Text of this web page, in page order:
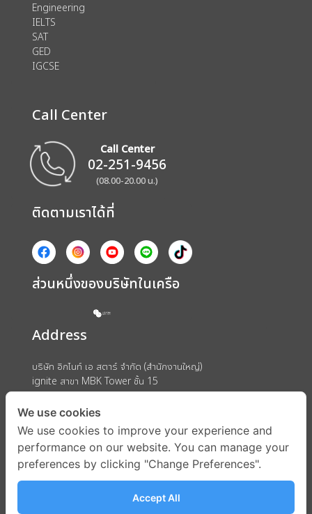
Engineering
IELTS
SAT
GED
IGCSE
Call Center
Call Center
02-251-9456
(08.00-20.00 น.)
ติดตามเราได้ที่
ส่วนหนึ่งของบริษัทในเครือ
Address
บริษัท อิกไนท์ เอ สตาร์ จำกัด (สำนักงานใหญ่)
ignite สาขา MBK Tower ชั้น 15
ถนนพญาไท แขวงวังใหม่ เขตปทุมวัน กรุงเทพมหานคร 10330
We use cookies
We use cookies to improve your experience and
performance on our website. You can manage your
preferences by clicking "Change Preferences".
Accept All